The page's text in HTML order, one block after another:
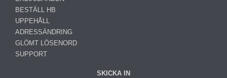
BESTÄLL HB
UPPEHÅLL
ADRESSÄNDRING
GLÖMT LÖSENORD
SUPPORT
SKICKA IN